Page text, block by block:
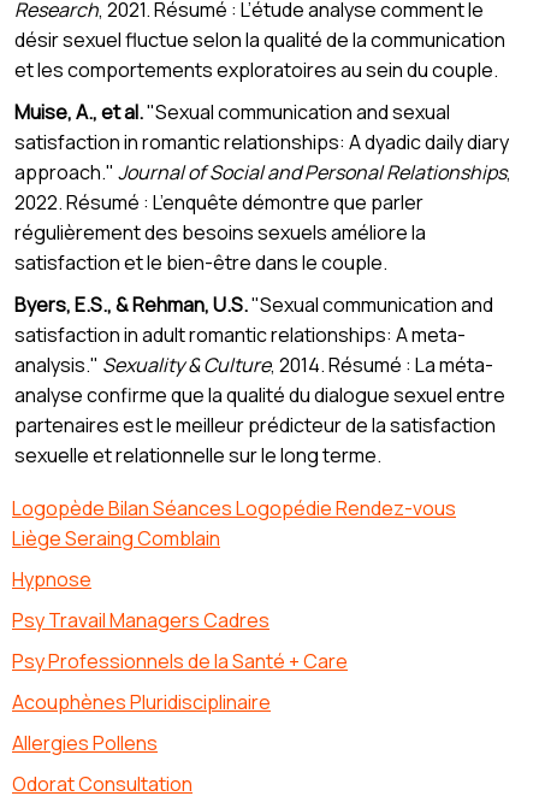
Research, 2021. Résumé : L’étude analyse comment le
désir sexuel fluctue selon la qualité de la communication
et les comportements exploratoires au sein du couple.
Muise, A., et al."Sexual communication and sexual
satisfaction in romantic relationships: A dyadic daily diary
approach." Journal of Social and Personal Relationships,
2022. Résumé : L’enquête démontre que parler
régulièrement des besoins sexuels améliore la
satisfaction et le bien-être dans le couple.
Byers, E.S., & Rehman, U.S."Sexual communication and
satisfaction in adult romantic relationships: A meta-
analysis." Sexuality & Culture, 2014. Résumé : La méta-
analyse confirme que la qualité du dialogue sexuel entre
partenaires est le meilleur prédicteur de la satisfaction
sexuelle et relationnelle sur le long terme.
Logopède Bilan Séances Logopédie Rendez-vous
Liège Seraing Comblain
Hypnose
Psy Travail Managers Cadres
Psy Professionnels de la Santé + Care
Acouphènes Pluridisciplinaire
Allergies Pollens
Odorat Consultation